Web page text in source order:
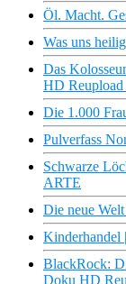
Öl. Macht.
Was uns
Das
HD
Die 1.000
Pulverfass
Schwarze
ARTE
Die neue
Kinderhandel
BlackRock:
Doku HD